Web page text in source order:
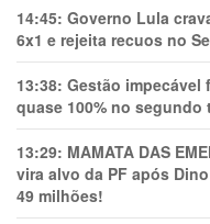
14:45: Governo Lula
6x1 e rejeita recuos no
13:38: Gestão impecável
quase 100% no segundo
13:29: MAMATA DAS
vira alvo da PF após
49 milhões!